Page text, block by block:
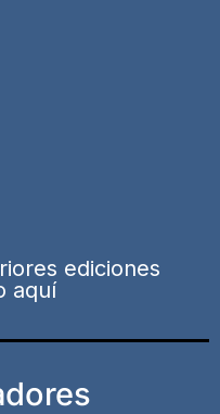
ediciones
aquí